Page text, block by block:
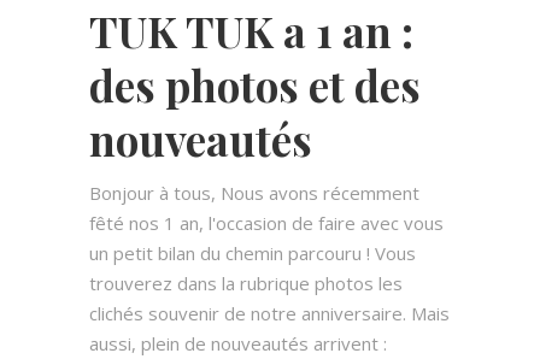
TUK TUK a 1 an :
des photos et des
nouveautés
Bonjour à tous, Nous avons récemment
fêté nos 1 an, l'occasion de faire avec vous
un petit bilan du chemin parcouru ! Vous
trouverez dans la rubrique photos les
clichés souvenir de notre anniversaire. Mais
aussi, plein de nouveautés arrivent :